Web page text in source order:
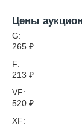
Цены
G:
265 ₽
F:
213 ₽
VF:
520 ₽
XF: